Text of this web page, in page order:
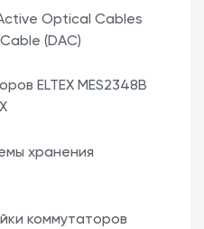
Optical Cables
(DAC)
ELTEX MES2348B
хранения
коммутаторов